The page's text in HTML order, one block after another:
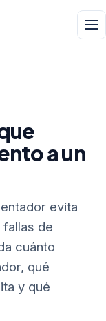
a un
evita
de
cuánto
qué
y qué